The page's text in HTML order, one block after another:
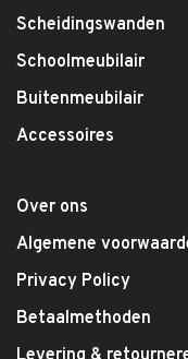
Scheidingswanden
Schoolmeubilair
Buitenmeubilair
Accessoires
Over ons
Algemene
Privacy Policy
Betaalmethoden